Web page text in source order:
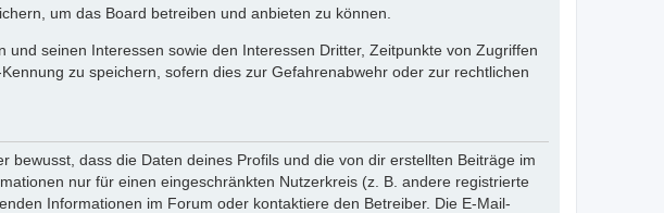
um das Board betreiben und anbieten zu können.
seinen Interessen sowie den Interessen Dritter, Zeitpunkte von Zugriffen
zu speichern, sofern dies zur Gefahrenabwehr oder zur rechtlichen
dass die Daten deines Profils und die von dir erstellten Beiträge im
nur für einen eingeschränkten Nutzerkreis (z. B. andere registrierte
Informationen im Forum oder kontaktiere den Betreiber. Die E-Mail-